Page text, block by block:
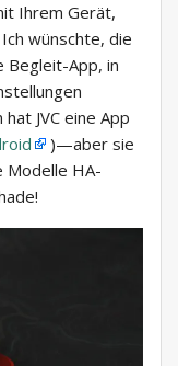
Ihrem Gerät,
wünschte, die
Begleit-App, in
JVC eine App
)—aber sie
Modelle HA-